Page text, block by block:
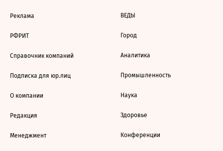
Реклама
РФРИТ
Справочник компаний
Подписка для юр.лиц
О компании
Редакция
Менеджмент
ВЕДЫ
Город
Аналитика
Промышленность
Наука
Здоровье
Конференции